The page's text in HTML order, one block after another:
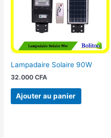
Lampadaire Solaire 90W
32.000CFA
Ajouter au panier